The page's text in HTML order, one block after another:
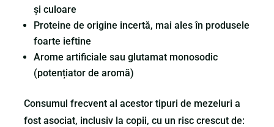
și culoare
Proteine de origine incertă, mai ales în produsele
foarte ieftine
Arome artificiale sau glutamat monosodic
(potențiator de aromă)
Consumul frecvent al acestor tipuri de mezeluri a
fost asociat, inclusiv la copii, cu un risc crescut de: